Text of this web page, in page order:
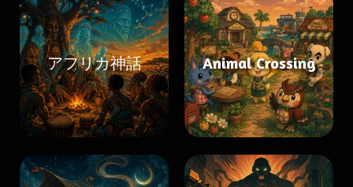
アフリカ神話 Animal Crossing